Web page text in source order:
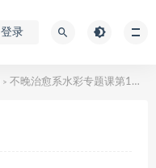
登录
> 不晚治愈系水彩专题课第1期2023